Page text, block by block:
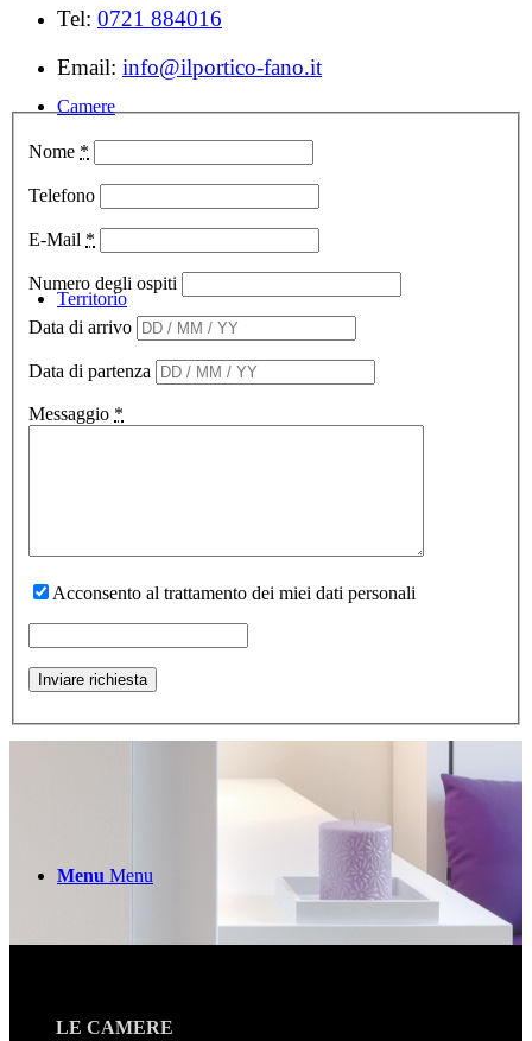
Camere
Territorio
Contatti
Menu Menu
Tel: 0721 884016
Email: info@ilportico-fano.it
Nome *
Telefono
E-Mail *
Numero degli ospiti
Data di arrivo
Data di partenza
Messaggio *
Acconsento al trattamento dei miei dati personali
LE CAMERE